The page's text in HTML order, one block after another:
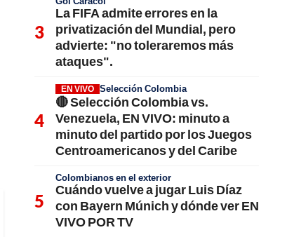
La FIFA admite errores en la
privatización del Mundial, pero
advierte: "no toleraremos más
ataques".
EN VIVO Selección Colombia
🔴 Selección Colombia vs.
Venezuela, EN VIVO: minuto a
minuto del partido por los Juegos
Centroamericanos y del Caribe
Colombianos en el exterior
Cuándo vuelve a jugar Luis Díaz
con Bayern Múnich y dónde ver EN
VIVO POR TV